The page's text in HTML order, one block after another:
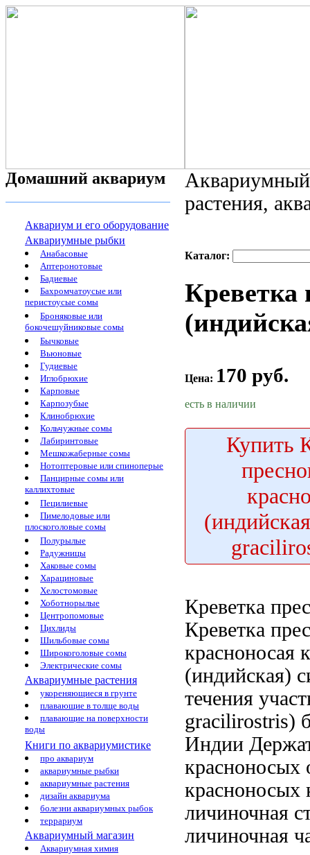
Домашний аквариум
Аквариум и его оборудование
Аквариумные рыбки
Анабасовые
Аптеронотовые
Бадиевые
Бахромчатоусые или
перистоусые сомы
Броняковые или
бокочешуйниковые сомы
Бычковые
Вьюновые
Гудиевые
Иглобрюхие
Карповые
Карпозубые
Клинобрюхие
Кольчужные сомы
Лабиринтовые
Мешкожаберные сомы
Нотоптеровые или спиноперые
Панцирные сомы или
каллихтовые
Пецилиевые
Пимелодовые или
плоскоголовые сомы
Полурылые
Радужницы
Хаковые сомы
Харациновые
Хелостомовые
Хоботнорылые
Центропомовые
Цихлиды
Шильбовые сомы
Широкоголовые сомы
Электрические сомы
Аквариумные растения
укореняющиеся в грунте
плавающие в толще воды
плавающие на поверхности
воды
Книги по аквариумистике
про аквариум
аквариумные рыбки
аквариумные растения
дизайн аквариума
болезни аквариумных рыбок
террариум
Аквариумный магазин
Аквариумная химия
растения,
Каталог:
Креветка
Цена: 170 руб.
есть в наличии
Купить
Креветка
Креветка
красноносая
(индийская)
течения
gracilirostris)
Индии
красноносых
красноносых
личиночная
личиночная